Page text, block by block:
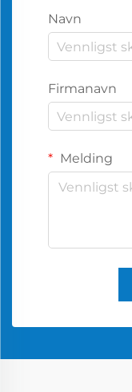
Navn
Firmanavn
Melding